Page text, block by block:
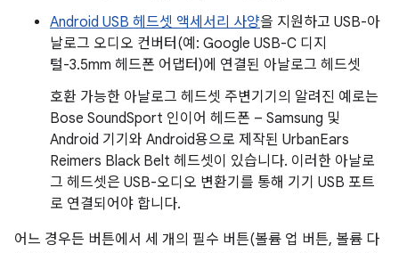
Android USB 헤드셋 액세서리 사양을 지원하고 USB-아
날로그 오디오 컨버터(예: Google USB-C 디지
털-3.5mm 헤드폰 어댑터)에 연결된 아날로그 헤드셋
호환 가능한 아날로그 헤드셋 주변기기의 알려진 예로는
Bose SoundSport 인이어 헤드폰 – Samsung 및
Android 기기와 Android용으로 제작된 UrbanEars
Reimers Black Belt 헤드셋이 있습니다. 이러한 아날로
그 헤드셋은 USB-오디오 변환기를 통해 기기 USB 포트
로 연결되어야 합니다.
어느 경우든 버튼에서 세 개의 필수 버튼(볼륨 업 버튼, 볼륨 다